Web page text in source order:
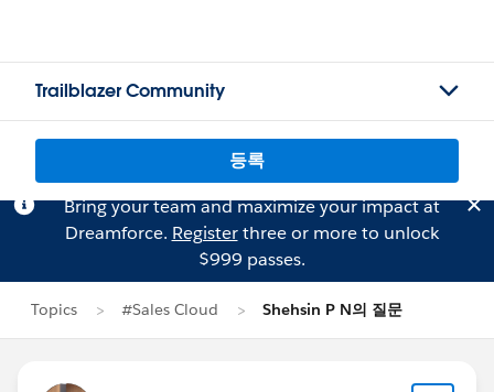
Trailblazer Community
등록
Bring your team and maximize your impact at
Dreamforce. Registerthree or more to unlock
$999 passes.
Topics #Sales Cloud Shehsin P N의 질문